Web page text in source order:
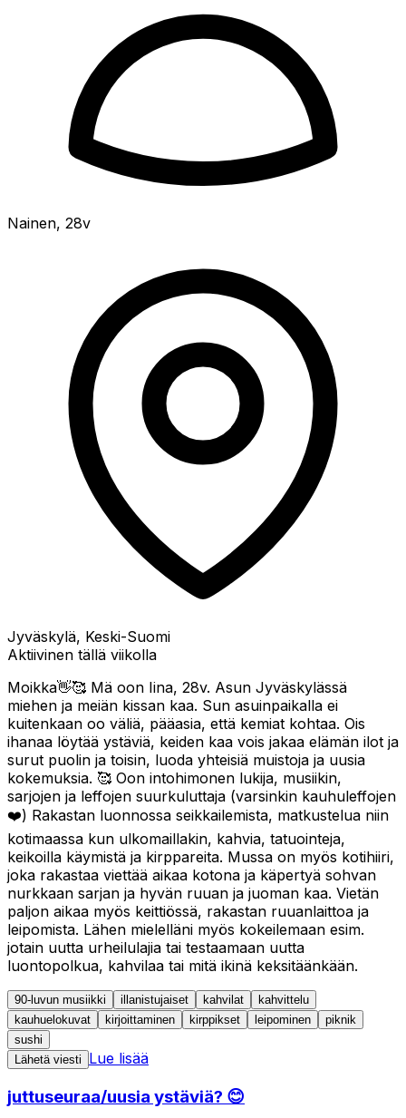
Nainen, 28v
Jyväskylä, Keski-Suomi
Aktiivinen tällä viikolla
Moikka👋🥰 Mä oon Iina, 28v. Asun Jyväskylässä
miehen ja meiän kissan kaa. Sun asuinpaikalla ei
kuitenkaan oo väliä, pääasia, että kemiat kohtaa. Ois
ihanaa löytää ystäviä, keiden kaa vois jakaa elämän ilot ja
surut puolin ja toisin, luoda yhteisiä muistoja ja uusia
kokemuksia. 🥰 Oon intohimonen lukija, musiikin,
sarjojen ja leffojen suurkuluttaja (varsinkin kauhuleffojen
❤️) Rakastan luonnossa seikkailemista, matkustelua niin
kotimaassa kun ulkomaillakin, kahvia, tatuointeja,
keikoilla käymistä ja kirppareita. Mussa on myös kotihiiri,
joka rakastaa viettää aikaa kotona ja käpertyä sohvan
nurkkaan sarjan ja hyvän ruuan ja juoman kaa. Vietän
paljon aikaa myös keittiössä, rakastan ruuanlaittoa ja
leipomista. Lähen mielelläni myös kokeilemaan esim.
jotain uutta urheilulajia tai testaamaan uutta
luontopolkua, kahvilaa tai mitä ikinä keksitäänkään.
90-luvun musiikki illanistujaiset kahvilat
kahvittelu
kauhuelokuvat
kirjoittaminen kirppikset leipominen
piknik
sushi
Lähetä viesti
Lue lisää
juttuseuraa/uusia ystäviä? 😊